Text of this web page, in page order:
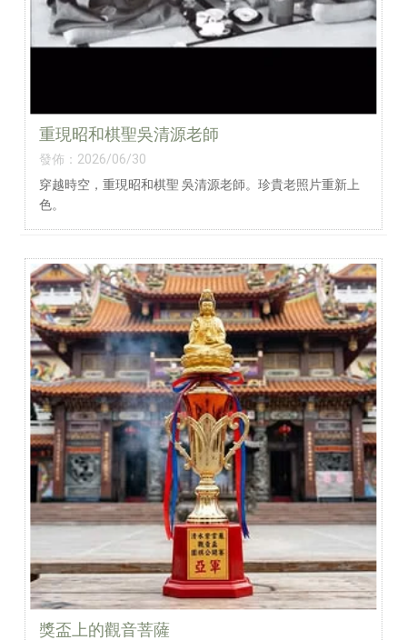
重現昭和棋聖吳清源老師
發佈：2026/06/30
穿越時空，重現昭和棋聖 吳清源老師。珍貴老照片重新上
色。
獎盃上的觀音菩薩